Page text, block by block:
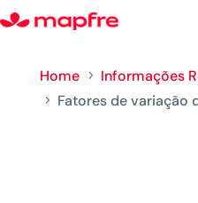
Home 5 Informações
5 Fatores de variação